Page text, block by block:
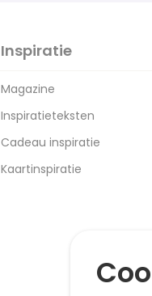
Inspiratie
Magazine
Inspiratieteksten
Cadeau inspiratie
Kaartinspiratie